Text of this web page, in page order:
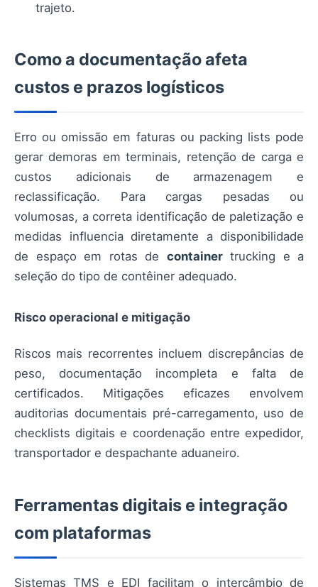
trajeto.
Como a documentação afeta
custos e prazos logísticos
Erro ou omissão em faturas ou packing lists pode
gerar demoras em terminais, retenção de carga e
custos adicionais de armazenagem e
reclassificação. Para cargas pesadas ou
volumosas, a correta identificação de paletização e
medidas influencia diretamente a disponibilidade
de espaço em rotas de containertrucking e a
seleção do tipo de contêiner adequado.
Risco operacional e mitigação
Riscos mais recorrentes incluem discrepâncias de
peso, documentação incompleta e falta de
certificados. Mitigações eficazes envolvem
auditorias documentais pré-carregamento, uso de
checklists digitais e coordenação entre expedidor,
transportador e despachante aduaneiro.
Ferramentas digitais e integração
com plataformas
Sistemas TMS e EDI facilitam o intercâmbio de